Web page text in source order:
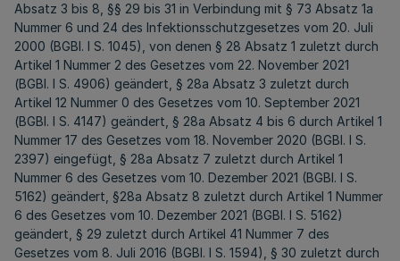
Absatz 3 bis 8, §§ 29 bis 31 in Verbindung mit § 73 Absatz 1a
Nummer 6 und 24 des Infektionsschutzgesetzes vom 20. Juli
2000 (BGBl. I S. 1045), von denen § 28 Absatz 1 zuletzt durch
Artikel 1 Nummer 2 des Gesetzes vom 22. November 2021
(BGBl. I S. 4906) geändert, § 28a Absatz 3 zuletzt durch
Artikel 12 Nummer 0 des Gesetzes vom 10. September 2021
(BGBl. I S. 4147) geändert, § 28a Absatz 4 bis 6 durch Artikel 1
Nummer 17 des Gesetzes vom 18. November 2020 (BGBl. I S.
2397) eingefügt, § 28a Absatz 7 zuletzt durch Artikel 1
Nummer 6 des Gesetzes vom 10. Dezember 2021 (BGBl. I S.
5162) geändert, §28a Absatz 8 zuletzt durch Artikel 1 Nummer
6 des Gesetzes vom 10. Dezember 2021 (BGBl. I S. 5162)
geändert, § 29 zuletzt durch Artikel 41 Nummer 7 des
Gesetzes vom 8. Juli 2016 (BGBl. I S. 1594), § 30 zuletzt durch